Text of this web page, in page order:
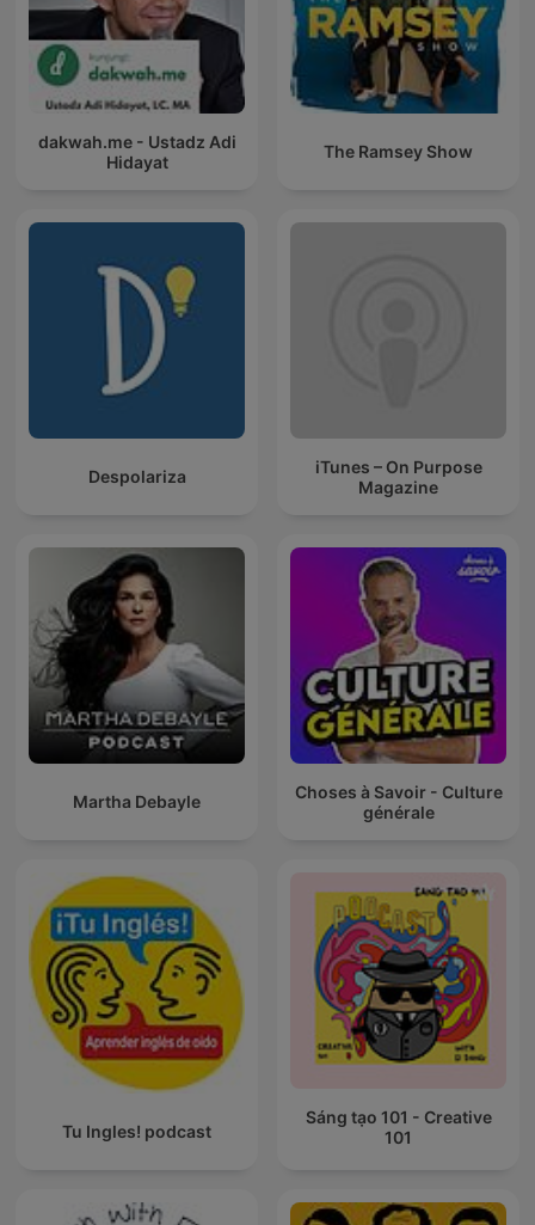
dakwah.me - Ustadz Adi
Hidayat
The Ramsey Show
Despolariza
iTunes – On Purpose
Magazine
Martha Debayle
Choses à Savoir - Culture
générale
Tu Ingles! podcast
Sáng tạo 101 - Creative
101